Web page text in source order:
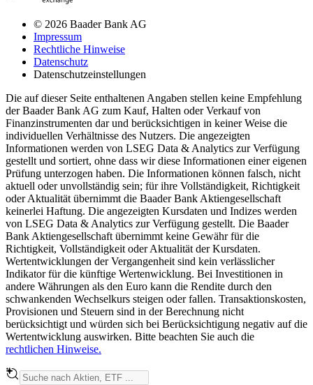
© 2026 Baader Bank AG
Impressum
Rechtliche Hinweise
Datenschutz
Datenschutzeinstellungen
Die auf dieser Seite enthaltenen Angaben stellen keine Empfehlung
der Baader Bank AG zum Kauf, Halten oder Verkauf von
Finanzinstrumenten dar und berücksichtigen in keiner Weise die
individuellen Verhältnisse des Nutzers. Die angezeigten
Informationen werden von LSEG Data & Analytics zur Verfügung
gestellt und sortiert, ohne dass wir diese Informationen einer eigenen
Prüfung unterzogen haben. Die Informationen können falsch, nicht
aktuell oder unvollständig sein; für ihre Vollständigkeit, Richtigkeit
oder Aktualität übernimmt die Baader Bank Aktiengesellschaft
keinerlei Haftung. Die angezeigten Kursdaten und Indizes werden
von LSEG Data & Analytics zur Verfügung gestellt. Die Baader
Bank Aktiengesellschaft übernimmt keine Gewähr für die
Richtigkeit, Vollständigkeit oder Aktualität der Kursdaten.
Wertentwicklungen der Vergangenheit sind kein verlässlicher
Indikator für die künftige Wertenwicklung. Bei Investitionen in
andere Währungen als den Euro kann die Rendite durch den
schwankenden Wechselkurs steigen oder fallen. Transaktionskosten,
Provisionen und Steuern sind in der Berechnung nicht
berücksichtigt und würden sich bei Berücksichtigung negativ auf die
Wertentwicklung auswirken. Bitte beachten Sie auch die
rechtlichen Hinweise.